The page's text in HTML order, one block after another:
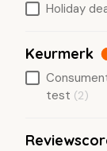
Holiday
Keurmerk
test (2)